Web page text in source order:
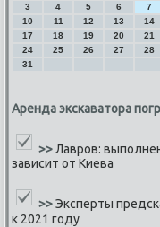
3
4 5 6 7
10
11 12 13 14
17
18 19 20 21
24
25 26 27 28
31
Аренда экскаватора
>>Лавров:
зависит от Киева
>>Эксперты
к 2021 году